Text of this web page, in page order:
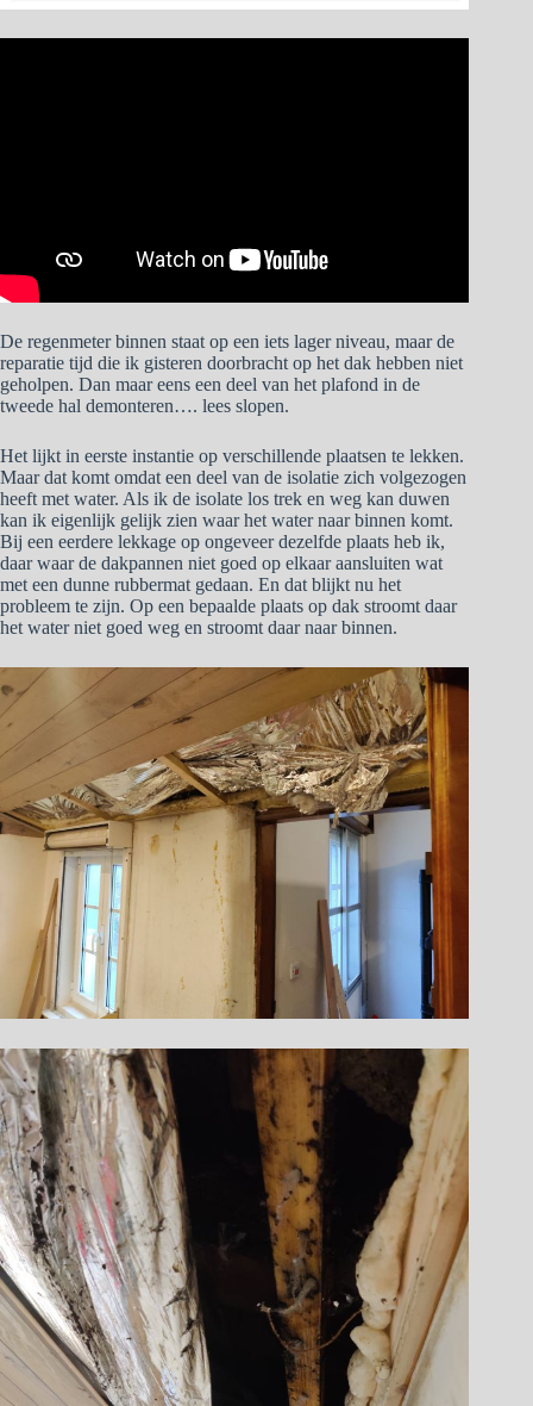
De regenmeter binnen staat op een iets lager niveau, maar de
reparatie tijd die ik gisteren doorbracht op het dak hebben niet
geholpen. Dan maar eens een deel van het plafond in de
tweede hal demonteren…. lees slopen.
Het lijkt in eerste instantie op verschillende plaatsen te lekken.
Maar dat komt omdat een deel van de isolatie zich volgezogen
heeft met water. Als ik de isolate los trek en weg kan duwen
kan ik eigenlijk gelijk zien waar het water naar binnen komt.
Bij een eerdere lekkage op ongeveer dezelfde plaats heb ik,
daar waar de dakpannen niet goed op elkaar aansluiten wat
met een dunne rubbermat gedaan. En dat blijkt nu het
probleem te zijn. Op een bepaalde plaats op dak stroomt daar
het water niet goed weg en stroomt daar naar binnen.